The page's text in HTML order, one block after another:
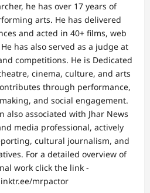
he has over 17 years of
arts. He has delivered
and acted in 40+ films, web
has also served as a judge at
competitions. He is Dedicated
cinema, culture, and arts
through performance,
and social engagement.
also associated with Jhar News
media professional, actively
cultural journalism, and
For a detailed overview of
work click the link -
mrpactor